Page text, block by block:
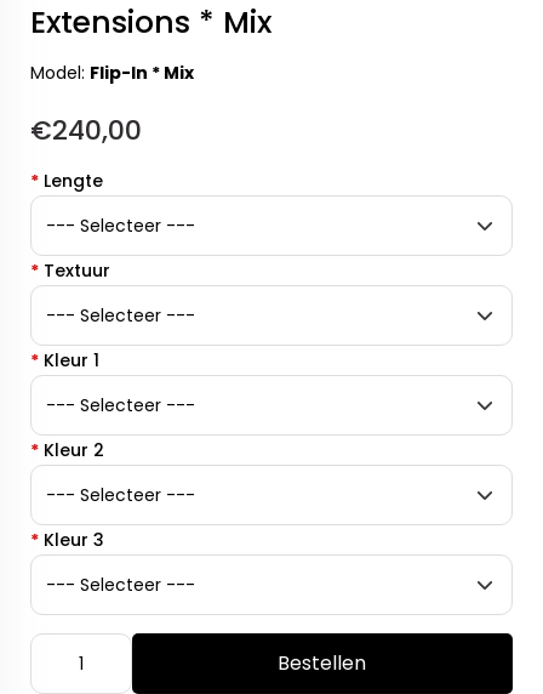
Extensions * Mix
Model: Flip-In * Mix
€240,00
* Lengte
* Textuur
* Kleur 1
* Kleur 2
* Kleur 3
Bestellen